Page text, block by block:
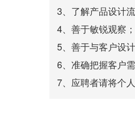
3、了解产品设计流
4、善于敏锐观察；
5、善于与客户设
6、准确把握客户
7、应聘者请将个